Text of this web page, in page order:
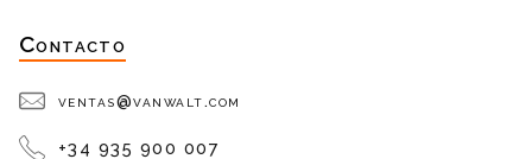
Contacto
ventas@vanwalt.com
+34 935 900 007